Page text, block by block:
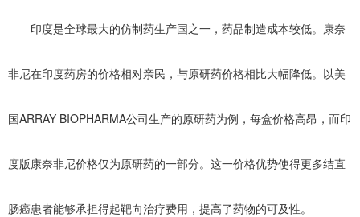
印度是全球最大的仿制药生产国之一，药品制造成本较低。康奈
非尼在印度药房的价格相对亲民，与原研药价格相比大幅降低。以美
国ARRAY BIOPHARMA公司生产的原研药为例，每盒价格高昂，而印
度版康奈非尼价格仅为原研药的一部分。这一价格优势使得更多结直
肠癌患者能够承担得起靶向治疗费用，提高了药物的可及性。